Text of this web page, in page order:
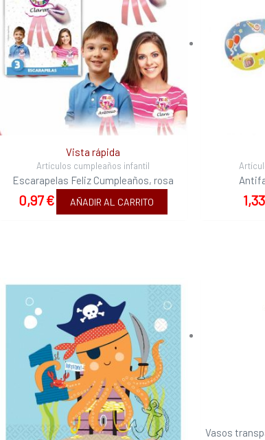
Vista rápida
Artículos cumpleaños infantil
Escarapelas Feliz Cumpleaños, rosa
0,97€ AÑADIR AL CARRITO 1,33
Vasos